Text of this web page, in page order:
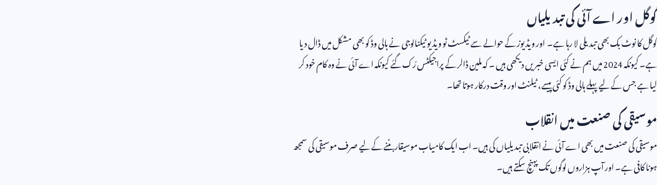
گوگل اور اے آئی کی تبدیلیاں
گوگل کا نوٹ بک بھی تبدیلی لا رہا ہے۔ اور ویڈیوز کے حوالے سے ٹیکسٹ ٹو ویڈیو ٹیکنالوجی نے ہالی وڈ کو بھی مشکل میں ڈال دیا
ہے۔ کیونکہ2024میں ہم نے کئی ایسی خبریں دیکھی ہیں ۔ کہ ملین ڈالر کے پراجیکٹس رُک گئے کیونکہ اے آئی نے وہ کام خود کر
لیا ہے جس کے لیے پہلے ہالی وڈ کو کئی پیسے، ٹیلنٹ اور وقت درکار ہوتا تھا۔
موسیقی کی صنعت میں انقلاب
موسیقی کی صنعت میں بھی اے آئی نے انقلابی تبدیلیاں کی ہیں۔ اب ایک کامیاب موسیقار بننے کے لیے صرف موسیقی کی سمجھ
ہونا کافی ہے۔ اور آپ ہزاروں لوگوں تک پہنچ سکتے ہیں۔